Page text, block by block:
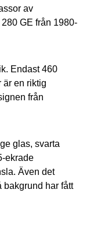
av
GE från 1980-
Endast 460
är en riktig
från
glas, svarta
ekrade
Även det
bakgrund har fått